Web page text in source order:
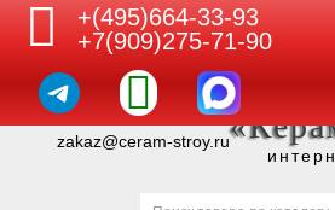
+(495)664-33-93
+7(909)275-71-90
zakaz@ceram-stroy.ru